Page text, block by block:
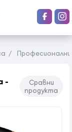
/
-
Сравни
продукта